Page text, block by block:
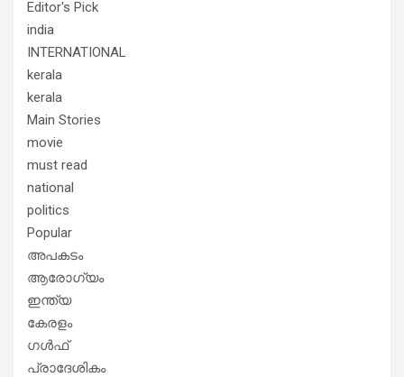
Editor's Pick
india
INTERNATIONAL
kerala
kerala
Main Stories
movie
must read
national
politics
Popular
അപകടം
ആരോഗ്യം
ഇന്ത്യ
കേരളം
ഗൾഫ്
പ്രാദേശികം